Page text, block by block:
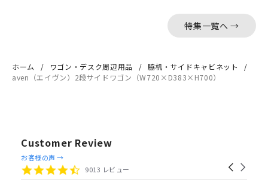
特集一覧へ →
ホーム ワゴン・デスク周辺用品
脇机・サイドキャビネット
aven（エイヴン）2段サイドワゴン（W720×D383×H700）
Customer Review
Reviews
carousel
Carousel
arrows
4.4
star
9013 レビュー
お客様の声 →